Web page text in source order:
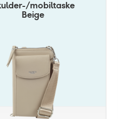
mobiltaske
Beige